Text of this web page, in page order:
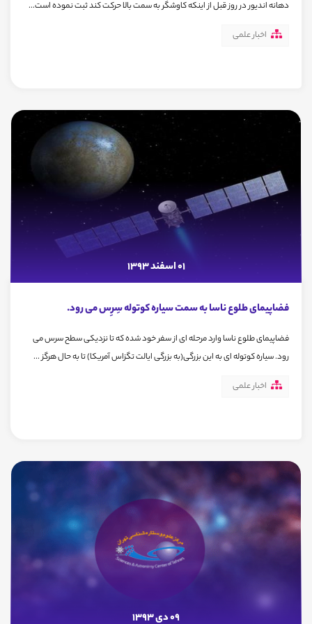
دهانه اندیور در روز قبل از اینکه کاوشگر به سمت بالا حرکت کند ثبت نموده است...
اخبار علمی
01 اسفند 1393
فضاپیمای طلوع ناسا به سمت سیاره کوتوله سِرِس می رود.
فضاپیمای طلوع ناسا وارد مرحله ای از سفر خود شده که تا نزدیکی سطح سرس می
رود. سیاره کوتوله ای به این بزرگی(به بزرگی ایالت تگزاس آمریکا) تا به حال هرگز ...
اخبار علمی
09 دی 1393